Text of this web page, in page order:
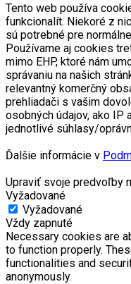
Tento web používa
funkcionalít. Niekoré z
sú potrebné pre
Používame aj cookies
mimo EHP, ktoré nám
správaniu na našich
relevantný komerčný
prehliadači s vašim
osobných údajov, ako IP
jednotlivé súhlasy/
Ďalšie informácie v
Upraviť svoje predvoľby
Vyžadované
Vyžadované
Vždy zapnuté
Necessary cookies are
to function properly.
functionalities and
anonymously.